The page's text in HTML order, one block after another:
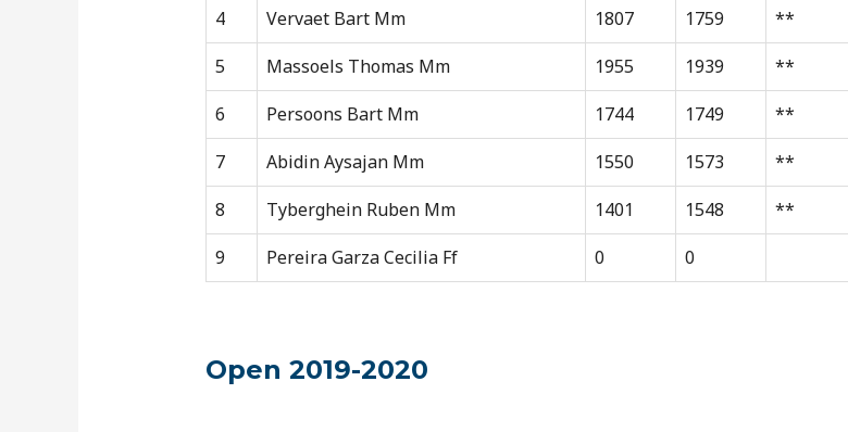
4
Vervaet Bart Mm 1807 1759 **
5
Massoels Thomas Mm 1955 1939 **
6
Persoons Bart Mm 1744 1749 **
7
Abidin Aysajan Mm 1550 1573 **
8
Tyberghein Ruben Mm 1401 1548 **
9
Pereira Garza Cecilia Ff 0 0
Open 2019-2020